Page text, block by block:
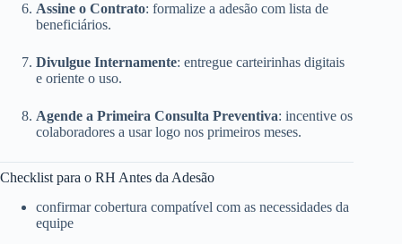
Assine o Contrato: formalize a adesão com lista de
beneficiários.
Divulgue Internamente: entregue carteirinhas digitais
e oriente o uso.
Agende a Primeira Consulta Preventiva: incentive os
colaboradores a usar logo nos primeiros meses.
Checklist para o RH Antes da Adesão
confirmar cobertura compatível com as necessidades da
equipe